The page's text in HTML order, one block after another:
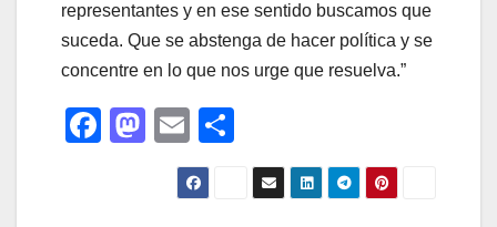
representantes y en ese sentido buscamos que
suceda. Que se abstenga de hacer política y se
concentre en lo que nos urge que resuelva.”
F
M
E
m
ail
o
m